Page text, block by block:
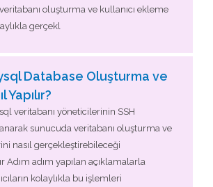
oluşturma ve kullanıcı ekleme
gerçekl
Database Oluşturma ve
Yapılır?
veritabanı yöneticilerinin SSH
sunucuda veritabanı oluşturma ve
nasıl gerçekleştirebileceği
Adım adım yapılan açıklamalarla
kolaylıkla bu işlemleri